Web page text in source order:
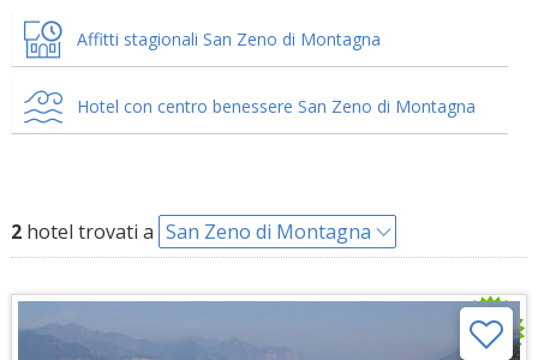
Affitti stagionali San Zeno di Montagna
Hotel con centro benessere San Zeno di Montagna
2hotel trovati a San Zeno di Montagna